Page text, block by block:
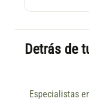
Detrás de
Especialistas